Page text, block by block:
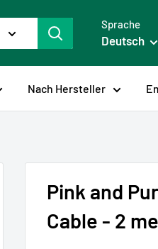
Sprache
Deutsch
Nach Hersteller
Pink and
Cable - 2